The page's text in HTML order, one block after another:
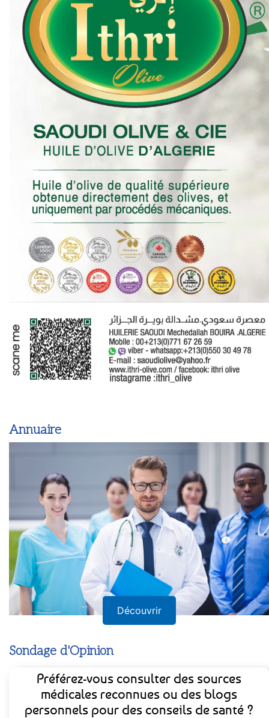
Annuaire
Découvrir
Sondage d'Opinion
Préférez-vous consulter des sources
médicales reconnues ou des blogs
personnels pour des conseils de santé ?